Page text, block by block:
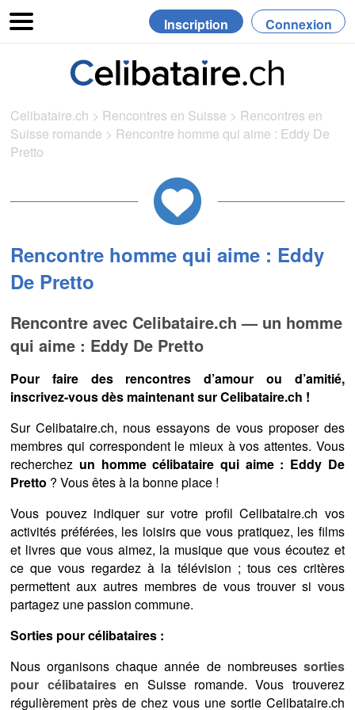
Inscription Connexion
Celibataire.ch > Rencontres en Suisse > Rencontres en
Suisse romande > Rencontre homme qui aime : Eddy De
Pretto
Rencontre homme qui aime : Eddy
De Pretto
Rencontre avec Celibataire.ch — un homme
qui aime : Eddy De Pretto
Pour faire des rencontres d’amour ou d’amitié,
inscrivez-vous dès maintenant sur Celibataire.ch !
Sur Celibataire.ch, nous essayons de vous proposer des
membres qui correspondent le mieux à vos attentes. Vous
recherchez un homme célibataire qui aime : Eddy De
Pretto ? Vous êtes à la bonne place !
Vous pouvez indiquer sur votre profil Celibataire.ch vos
activités préférées, les loisirs que vous pratiquez, les films
et livres que vous aimez, la musique que vous écoutez et
ce que vous regardez à la télévision ; tous ces critères
permettent aux autres membres de vous trouver si vous
partagez une passion commune.
Sorties pour célibataires :
Nous organisons chaque année de nombreuses sorties
pour célibatairesen Suisse romande. Vous trouverez
régulièrement près de chez vous une sortie Celibataire.ch